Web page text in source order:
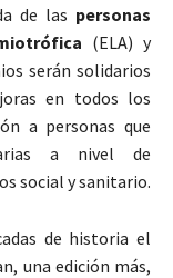
de las personas
(ELA) y
serán solidarios
en todos los
a personas que
a nivel de
social y sanitario.
de historia el
una edición más,